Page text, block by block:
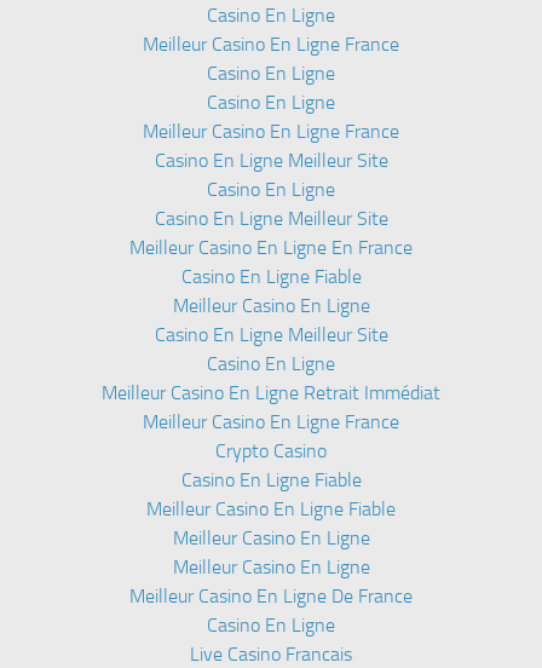
Casino En Ligne
Meilleur Casino En Ligne France
Casino En Ligne
Casino En Ligne
Meilleur Casino En Ligne France
Casino En Ligne Meilleur Site
Casino En Ligne
Casino En Ligne Meilleur Site
Meilleur Casino En Ligne En France
Casino En Ligne Fiable
Meilleur Casino En Ligne
Casino En Ligne Meilleur Site
Casino En Ligne
Meilleur Casino En Ligne Retrait Immédiat
Meilleur Casino En Ligne France
Crypto Casino
Casino En Ligne Fiable
Meilleur Casino En Ligne Fiable
Meilleur Casino En Ligne
Meilleur Casino En Ligne
Meilleur Casino En Ligne De France
Casino En Ligne
Live Casino Francais